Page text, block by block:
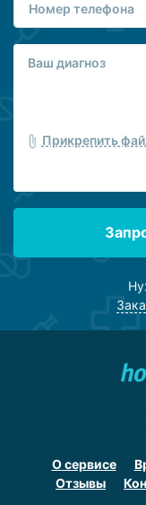
Прикрепить
О сервисе
Отзывы